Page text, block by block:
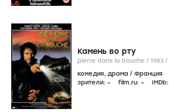
Камень во рту
pierre dans la bouche / 1983 /
комедия, драма / Франция
зрители: – film.ru: – IMDb: